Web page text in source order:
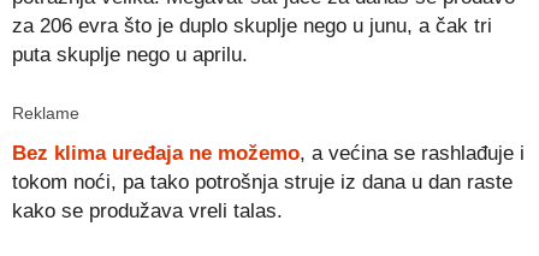
za 206 evra što je duplo skuplje nego u junu, a čak tri
puta skuplje nego u aprilu.
Reklame
Bez klima uređaja ne možemo, a većina se rashlađuje i
tokom noći, pa tako potrošnja struje iz dana u dan raste
kako se produžava vreli talas.